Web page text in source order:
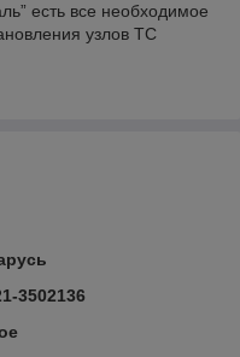
есть все необходимое
узлов ТС
3502136